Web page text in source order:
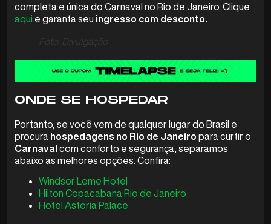
completa e única do Carnaval no Rio de Janeiro. Clique
aqui e garanta seu ingresso com desconto.
ONDE SE HOSPEDAR
Portanto, se você vem de qualquer lugar do Brasil e
procura hospedagens no Rio de Janeiro para curtir o
Carnaval com conforto e segurança, separamos
abaixo as melhores opções. Confira:
Windsor Leme Hotel
Hilton Copacabana Rio de Janeiro
Hotel Astoria Palace